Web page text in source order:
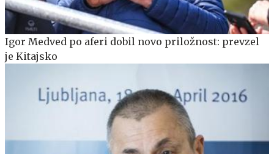
Igor Medved po aferi dobil novo priložnost: prevzel
je Kitajsko